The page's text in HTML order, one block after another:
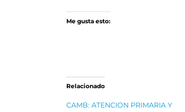
Me gusta esto:
Relacionado
CAMB: ATENCION PRIMARIA Y